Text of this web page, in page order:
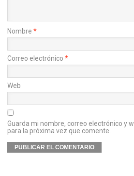
Nombre *
Correo electrónico *
Web
Guarda mi nombre, correo electrónico y
para la próxima vez que comente.